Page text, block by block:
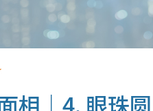
相｜4. 眼珠